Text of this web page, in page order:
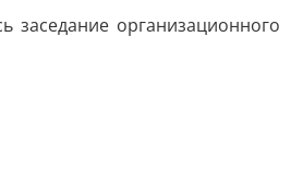
заседание организационного